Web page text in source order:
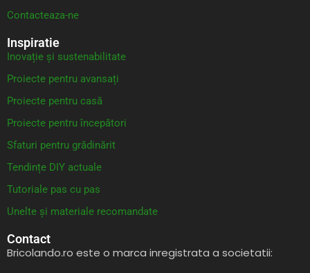
Contacteaza-ne
Inspiratie
Inovație și sustenabilitate
Proiecte pentru avansați
Proiecte pentru casă
Proiecte pentru începători
Sfaturi pentru grădinărit
Tendințe DIY actuale
Tutoriale pas cu pas
Unelte și materiale recomandate
Contact
Bricolando.ro este o marca inregistrata a societatii: